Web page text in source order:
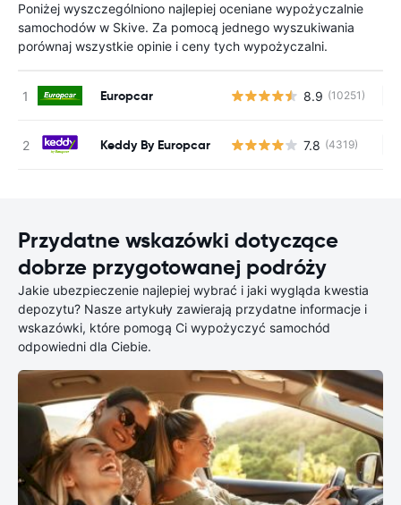
Poniżej wyszczególniono najlepiej oceniane wypożyczalnie
samochodów w Skive. Za pomocą jednego wyszukiwania
porównaj wszystkie opinie i ceny tych wypożyczalni.
Europcar 8.9 (10251)
Keddy By Europcar 7.8 (4319)
Przydatne wskazówki dotyczące
dobrze przygotowanej podróży
Jakie ubezpieczenie najlepiej wybrać i jaki wygląda kwestia
depozytu? Nasze artykuły zawierają przydatne informacje i
wskazówki, które pomogą Ci wypożyczyć samochód
odpowiedni dla Ciebie.